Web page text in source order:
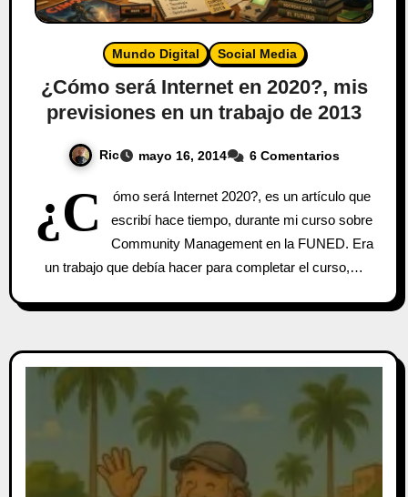
Mundo Digital Social Media
¿Cómo será Internet en 2020?, mis
previsiones en un trabajo de 2013
Ric mayo 16, 2014 6 Comentarios
¿C
ómo será Internet 2020?, es un artículo que
escribí hace tiempo, durante mi curso sobre
Community Management en la FUNED. Era
un trabajo que debía hacer para completar el curso,…